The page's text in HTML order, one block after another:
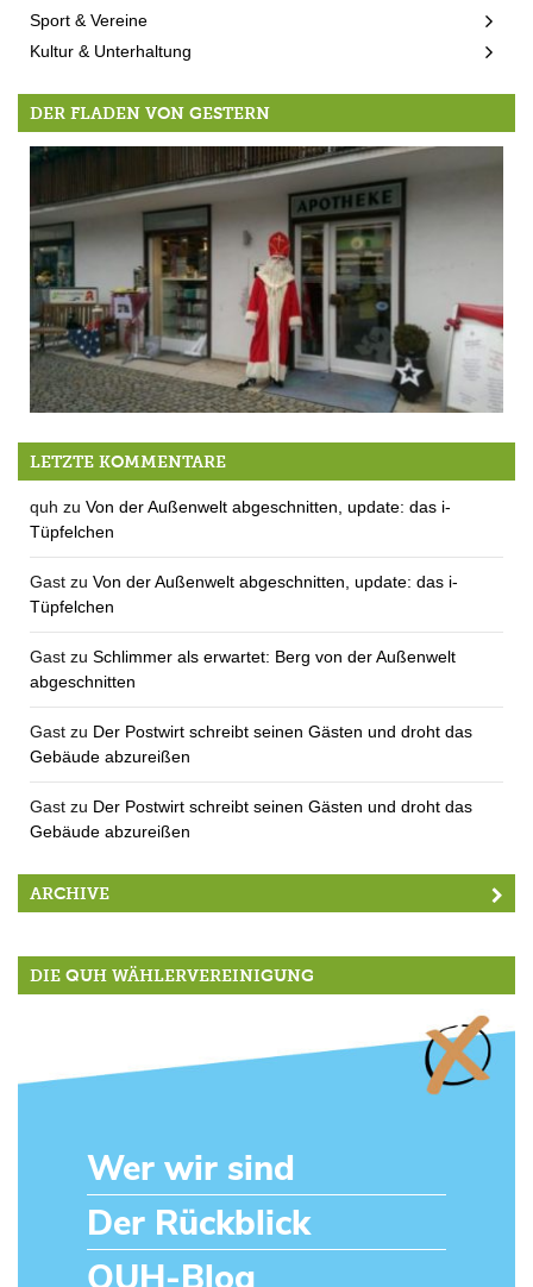
Sport & Vereine
Kultur & Unterhaltung
DER FLADEN VON GESTERN
der Nikolaus ist da!
LETZTE KOMMENTARE
quh zu Von der Außenwelt abgeschnitten, update: das i-
Tüpfelchen
Gast zu Von der Außenwelt abgeschnitten, update: das i-
Tüpfelchen
Gast zu Schlimmer als erwartet: Berg von der Außenwelt
abgeschnitten
Gast zu Der Postwirt schreibt seinen Gästen und droht das
Gebäude abzureißen
Gast zu Der Postwirt schreibt seinen Gästen und droht das
Gebäude abzureißen
ARCHIVE
DIE QUH WÄHLERVEREINIGUNG
Wer wir sind
Der Rückblick
QUH-Blog